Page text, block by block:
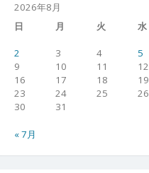
2026年8月
日
月 火 水
2
3 4 5
9
10 11 12
16
17 18 19
23
24 25 26
30
31
« 7月